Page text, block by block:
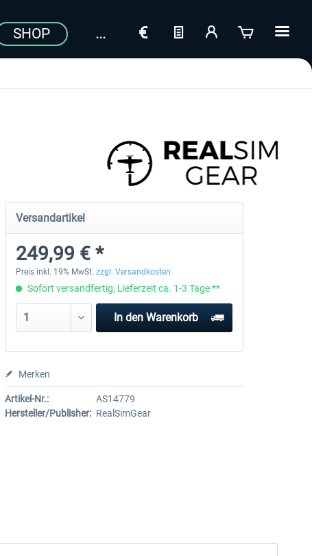
SHOP
Versandartikel
249,99 € *
Preis inkl. 19% MwSt. zzgl. Versandkosten
Sofort versandfertig, Lieferzeit ca. 1-3 Tage **
In den Warenkorb
Merken
Artikel-Nr.:
AS14779
Hersteller/Publisher: RealSimGear